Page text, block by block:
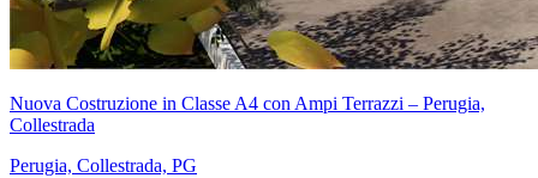
Nuova Costruzione in Classe A4 con Ampi Terrazzi – Perugia,
Collestrada
Perugia, Collestrada, PG